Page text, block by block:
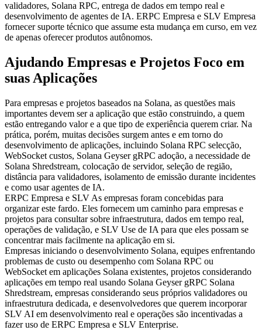
validadores, Solana RPC, entrega de dados em tempo real e
desenvolvimento de agentes de IA. ERPC Empresa e SLV Empresa
fornecer suporte técnico que assume esta mudança em curso, em vez
de apenas oferecer produtos autônomos.
Ajudando Empresas e Projetos Foco em
suas Aplicações
Para empresas e projetos baseados na Solana, as questões mais
importantes devem ser a aplicação que estão construindo, a quem
estão entregando valor e a que tipo de experiência querem criar. Na
prática, porém, muitas decisões surgem antes e em torno do
desenvolvimento de aplicações, incluindo Solana RPC selecção,
WebSocket custos, Solana Geyser gRPC adoção, a necessidade de
Solana Shredstream, colocação de servidor, seleção de região,
distância para validadores, isolamento de emissão durante incidentes
e como usar agentes de IA.
ERPC Empresa e SLV As empresas foram concebidas para
organizar este fardo. Eles fornecem um caminho para empresas e
projetos para consultar sobre infraestrutura, dados em tempo real,
operações de validação, e SLV Use de IA para que eles possam se
concentrar mais facilmente na aplicação em si.
Empresas iniciando o desenvolvimento Solana, equipes enfrentando
problemas de custo ou desempenho com Solana RPC ou
WebSocket em aplicações Solana existentes, projetos considerando
aplicações em tempo real usando Solana Geyser gRPC Solana
Shredstream, empresas considerando seus próprios validadores ou
infraestrutura dedicada, e desenvolvedores que querem incorporar
SLV AI em desenvolvimento real e operações são incentivadas a
fazer uso de ERPC Empresa e SLV Enterprise.